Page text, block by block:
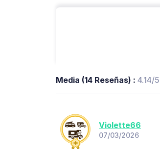
Media (14 Reseñas) : 4.14/5
Violette66
07/03/2026